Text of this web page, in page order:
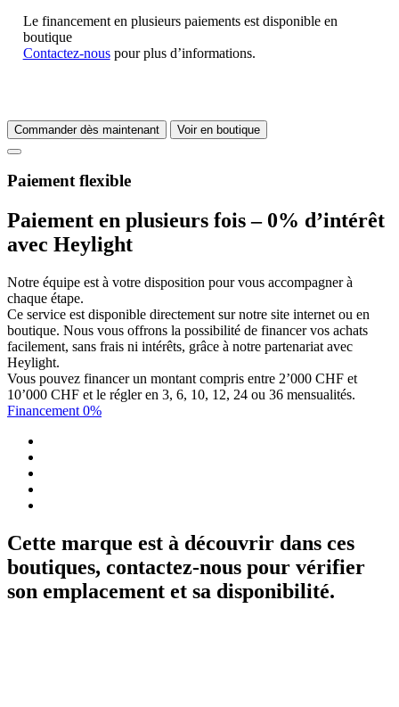
Le financement en plusieurs paiements est disponible en
boutique
Contactez-nouspour plus d’informations.
Commander dès maintenant Voir en boutique
Paiement flexible
Paiement en plusieurs fois – 0% d’intérêt
avec Heylight
Notre équipe est à votre disposition pour vous accompagner à
chaque étape.
Ce service est disponible directement sur notre site internet ou en
boutique. Nous vous offrons la possibilité de financer vos achats
facilement, sans frais ni intérêts, grâce à notre partenariat avec
Heylight.
Vous pouvez financer un montant compris entre 2’000 CHF et
10’000 CHF et le régler en 3, 6, 10, 12, 24 ou 36 mensualités.
Financement 0%
Cette marque est à découvrir dans ces
boutiques, contactez-nous pour vérifier
son emplacement et sa disponibilité.